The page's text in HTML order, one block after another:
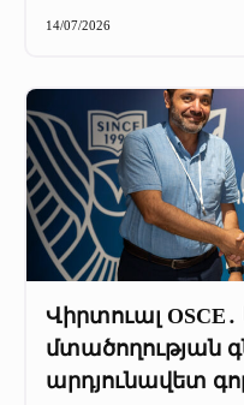
Մամուլը մեր մասին
14/07/2026
Վիրտուալ
մտածողության
արդյունավետ